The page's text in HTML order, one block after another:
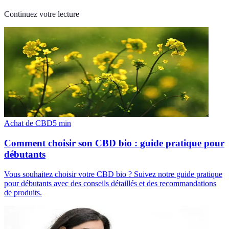
Continuez votre lecture
Achat de CBD5 min
Comment choisir son CBD bio : guide pratique pour
débutants
Vous souhaitez choisir votre CBD bio ? Suivez notre guide pratique
pour débutants avec des conseils détaillés et des recommandations
de produits.